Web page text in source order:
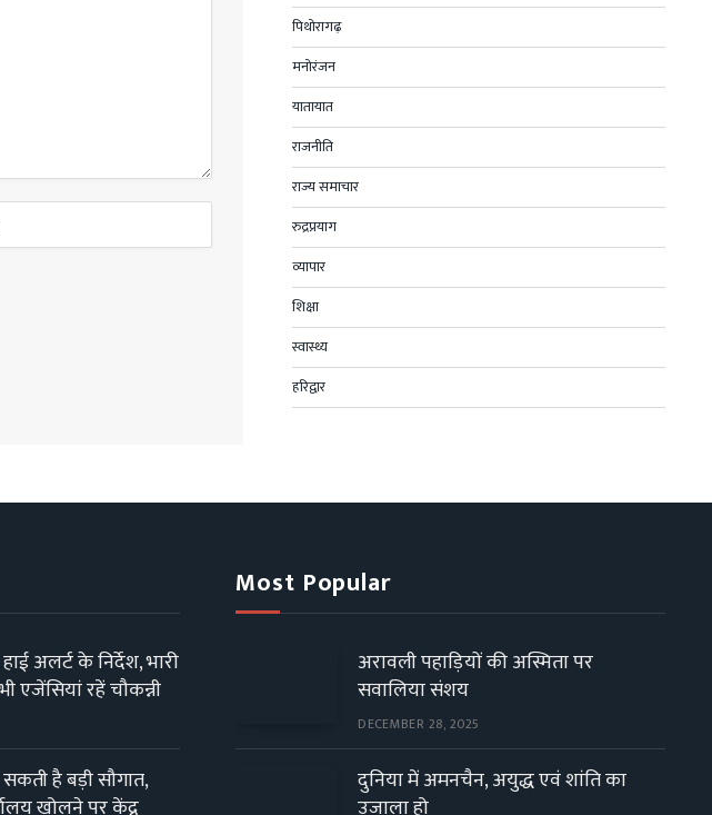
पिथोरागढ़
मनोरंजन
यातायात
राजनीति
राज्य समाचार
रुद्रप्रयाग
व्यापार
शिक्षा
स्वास्थ्य
हरिद्वार
अलर्ट के निर्देश, भारी
एजेंसियां रहें चौकन्नी
है बड़ी सौगात,
Most Popular
अरावली पहाड़ियों की अस्मिता पर
सवालिया संशय
DECEMBER 28, 2025
दुनिया में अमनचैन, अयुद्ध एवं शांति का